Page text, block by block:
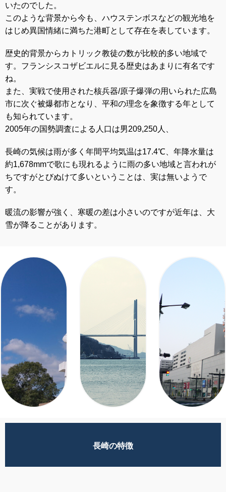
いたのでした。
このような背景から今も、ハウステンボスなどの観光地を
はじめ異国情緒に満ちた港町として存在を表しています。
歴史的背景からカトリック教徒の数が比較的多い地域で
す。フランシスコザビエルに見る歴史はあまりに有名です
ね。
また、実戦で使用された核兵器/原子爆弾の用いられた広島
市に次ぐ被爆都市となり、平和の理念を象徴する年として
も知られています。
2005年の国勢調査による人口は男209,250人、
長崎の気候は雨が多く年間平均気温は17.4℃、年降水量は
約1,678mmで歌にも現れるように雨の多い地域と言われが
ちですがとびぬけて多いということは、実は無いようで
す。
暖流の影響が強く、寒暖の差は小さいのですが近年は、大
雪が降ることがあります。
長崎の特徴